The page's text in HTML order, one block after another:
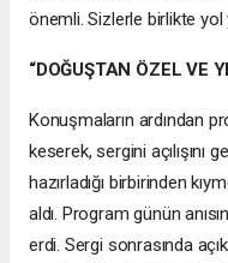
önemli. Sizlerle birlikte
“DOĞUŞTAN ÖZEL VE
Konuşmaların ardından
keserek, sergini açılışını
hazırladığı birbirinden
aldı. Program günün
erdi. Sergi sonrasında